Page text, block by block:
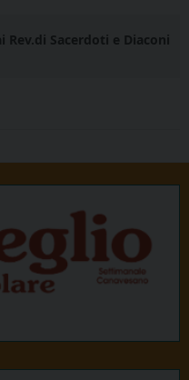
Rev.di Sacerdoti e Diaconi